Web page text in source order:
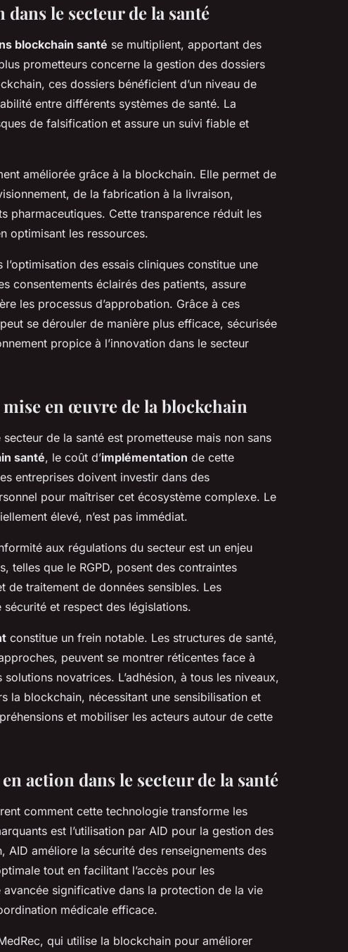
le secteur de la santé
blockchain santé se multiplient, apportant des
prometteurs concerne la gestion des dossiers
ces dossiers bénéficient d’un niveau de
entre différents systèmes de santé. La
de falsification et assure un suivi fiable et
améliorée grâce à la blockchain. Elle permet de
de la fabrication à la livraison,
pharmaceutiques. Cette transparence réduit les
optimisant les ressources.
l’optimisation des essais cliniques constitue une
consentements éclairés des patients, assure
les processus d’approbation. Grâce à ces
se dérouler de manière plus efficace, sécurisée
propice à l’innovation dans le secteur
en œuvre de la blockchain
secteur de la santé est prometteuse mais non sans
santé, le coût d’implémentation de cette
entreprises doivent investir dans des
pour maîtriser cet écosystème complexe. Le
élevé, n’est pas immédiat.
aux régulations du secteur est un enjeu
telles que le RGPD, posent des contraintes
de traitement de données sensibles. Les
et respect des législations.
constitue un frein notable. Les structures de santé,
peuvent se montrer réticentes face à
novatrices. L’adhésion, à tous les niveaux,
la blockchain, nécessitant une sensibilisation et
et mobiliser les acteurs autour de cette
action dans le secteur de la santé
comment cette technologie transforme les
est l’utilisation par AID pour la gestion des
améliore la sécurité des renseignements des
tout en facilitant l’accès pour les
significative dans la protection de la vie
médicale efficace.
, qui utilise la blockchain pour améliorer